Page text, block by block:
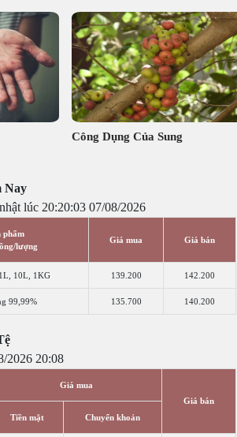
Công Dụng Của Sung
Nay
lúc 20:20:03 07/08/2026
phẩm
lượng
Giá mua Giá bán
10L, 1KG 139.200 142.200
99,99% 135.700 140.200
2026 20:08
Giá mua
Giá bán
Tiền mặt
Chuyển khoản